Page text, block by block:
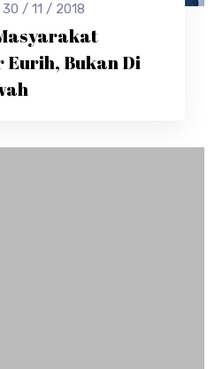
/ 11 / 2018
Eurih, Bukan Di